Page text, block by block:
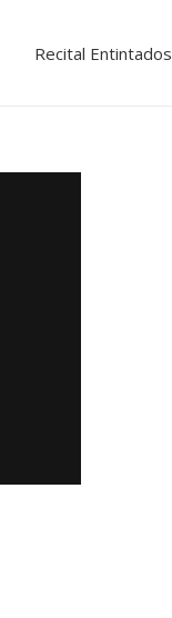
Recital Entintados